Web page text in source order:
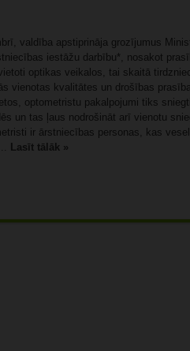
valdība apstiprināja grozījumus
iestāžu darbību*, nosakot
optikas veikalos, tai skaitā
vienotas kvalitātes un drošības
optometristu pakalpojumi tiks
un tas ļaus nodrošināt arī vienotu
ir ārstniecības personas, kas
Lasīt tālāk »